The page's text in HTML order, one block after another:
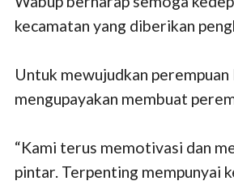
kecamatan yang diberikan
Untuk mewujudkan
mengupayakan membuat
“Kami terus memotivasi dan
pintar. Terpenting mempunyai